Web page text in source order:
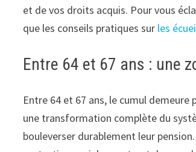
et de vos droits acquis. Pour vous
que les conseils pratiques sur les
Entre 64 et 67 ans : une
Entre 64 et 67 ans, le cumul
une transformation complète du
bouleverser durablement leur